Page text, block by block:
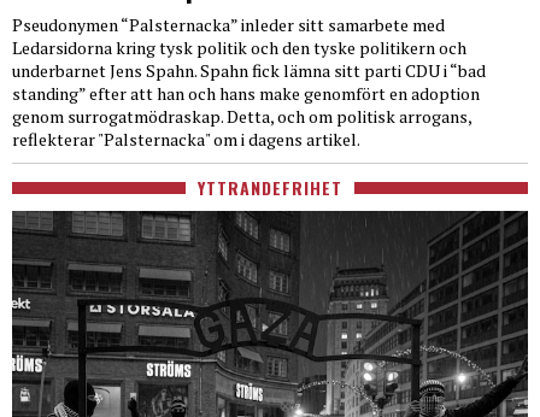
Pseudonymen “Palsternacka” inleder sitt samarbete med
Ledarsidorna kring tysk politik och den tyske politikern och
underbarnet Jens Spahn. Spahn fick lämna sitt parti CDU i “bad
standing” efter att han och hans make genomfört en adoption
genom surrogatmödraskap. Detta, och om politisk arrogans,
reflekterar "Palsternacka" om i dagens artikel.
YTTRANDEFRIHET